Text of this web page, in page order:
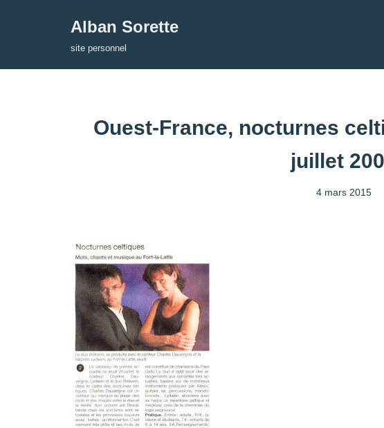
Alban Sorette
site personnel
Ouest-France, nocturnes
juillet
4 mars 2015